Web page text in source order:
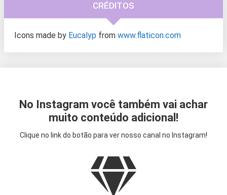
CRÉDITOS
Icons made by Eucalyp from www.flaticon.com
No Instagram você também vai achar
muito conteúdo adicional!
Clique no link do botão para ver nosso canal no Instagram!